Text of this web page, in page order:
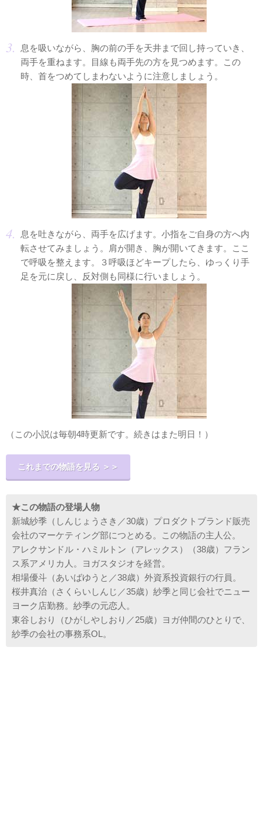
息を吸いながら、胸の前の手を天井まで回し持っていき、
両手を重ねます。目線も両手先の方を見つめます。この
時、首をつめてしまわないように注意しましょう。
息を吐きながら、両手を広げます。小指をご自身の方へ内
転させてみましょう。肩が開き、胸が開いてきます。ここ
で呼吸を整えます。３呼吸ほどキープしたら、ゆっくり手
足を元に戻し、反対側も同様に行いましょう。
（この小説は毎朝4時更新です。続きはまた明日！）
これまでの物語を見る ＞＞
★この物語の登場人物
新城紗季（しんじょうさき／30歳）プロダクトブランド販売
会社のマーケティング部につとめる。この物語の主人公。
アレクサンドル・ハミルトン（アレックス）（38歳）フラン
ス系アメリカ人。ヨガスタジオを経営。
相場優斗（あいばゆうと／38歳）外資系投資銀行の行員。
桜井真治（さくらいしんじ／35歳）紗季と同じ会社でニュー
ヨーク店勤務。紗季の元恋人。
東谷しおり（ひがしやしおり／25歳）ヨガ仲間のひとりで、
紗季の会社の事務系OL。